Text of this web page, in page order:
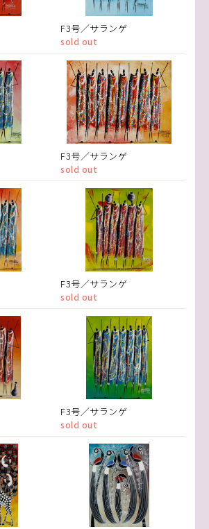
F3号／サランゲ
sold out
F3号／サランゲ
sold out
F3号／サランゲ
sold out
F3号／サランゲ
sold out